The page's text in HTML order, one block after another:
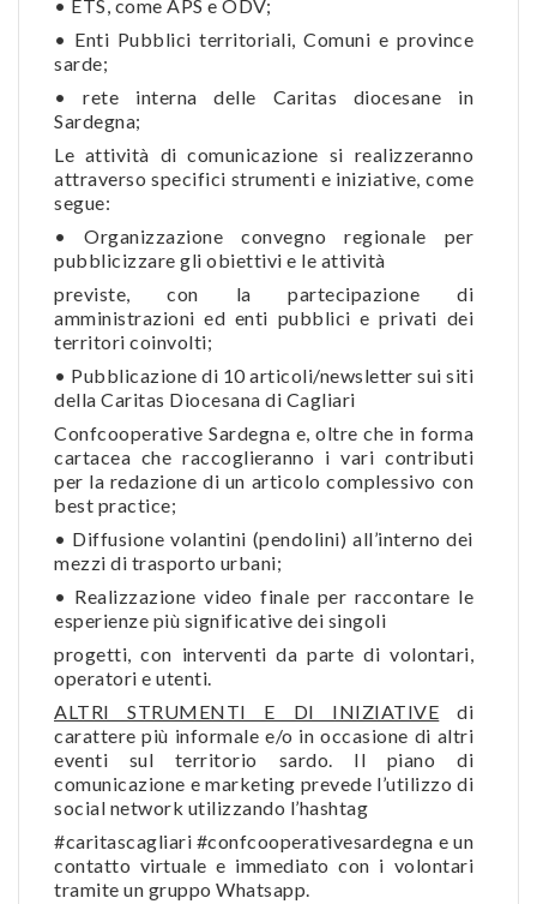
• ETS, come APS e ODV;
• Enti Pubblici territoriali, Comuni e province
sarde;
• rete interna delle Caritas diocesane in
Sardegna;
Le attività di comunicazione si realizzeranno
attraverso specifici strumenti e iniziative, come
segue:
• Organizzazione convegno regionale per
pubblicizzare gli obiettivi e le attività
previste, con la partecipazione di
amministrazioni ed enti pubblici e privati dei
territori coinvolti;
• Pubblicazione di 10 articoli/newsletter sui siti
della Caritas Diocesana di Cagliari
Confcooperative Sardegna e, oltre che in forma
cartacea che raccoglieranno i vari contributi
per la redazione di un articolo complessivo con
best practice;
• Diffusione volantini (pendolini) all’interno dei
mezzi di trasporto urbani;
• Realizzazione video finale per raccontare le
esperienze più significative dei singoli
progetti, con interventi da parte di volontari,
operatori e utenti.
ALTRI STRUMENTI E DI INIZIATIVE di
carattere più informale e/o in occasione di altri
eventi sul territorio sardo. Il piano di
comunicazione e marketing prevede l’utilizzo di
social network utilizzando l’hashtag
#caritascagliari #confcooperativesardegna e un
contatto virtuale e immediato con i volontari
tramite un gruppo Whatsapp.